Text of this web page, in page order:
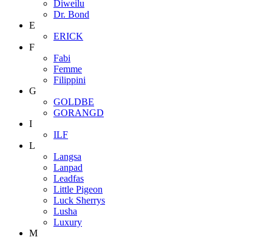
Diweilu
Dr. Bond
E
ERICK
F
Fabi
Femme
Filippini
G
GOLDBE
GORANGD
I
ILF
L
Langsa
Lanpad
Leadfas
Little Pigeon
Luck Sherrys
Lusha
Luxury
M